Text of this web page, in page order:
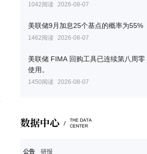
1042阅读 2026-08-07
美联储9月加息25个基点的概率为55%
1462阅读 2026-08-07
美联储 FIMA 回购工具已连续第八周零
使用。
1450阅读 2026-08-07
公告 研报